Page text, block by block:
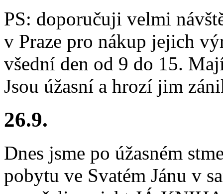
PS: doporučuji velmi
v Praze pro nákup jejich
všední den od 9 do 15.
Jsou úžasní a hrozí jim
26.9.
Dnes jsme po úžasném
pobytu ve Svatém Jánu v